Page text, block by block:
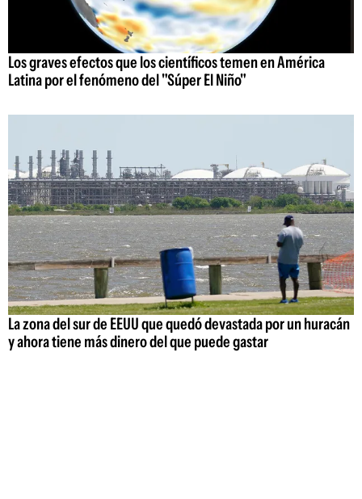
Los graves efectos que los científicos temen en América
Latina por el fenómeno del "Súper El Niño"
La zona del sur de EEUU que quedó devastada por un huracán
y ahora tiene más dinero del que puede gastar